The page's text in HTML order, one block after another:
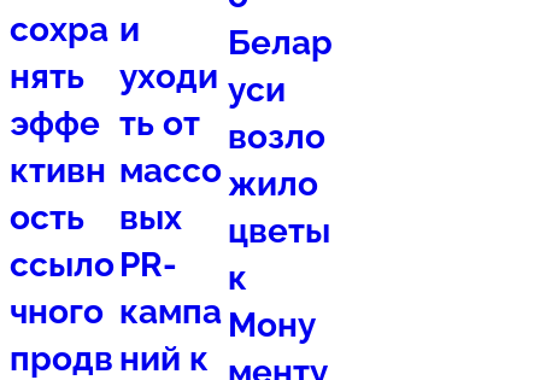
сохра
нять
эффе
ктивн
ость
ссыло
чного
продв
и
уходи
ть от
массо
вых
PR-
кампа
ний к
Белар
уси
возло
жило
цветы
к
Мону